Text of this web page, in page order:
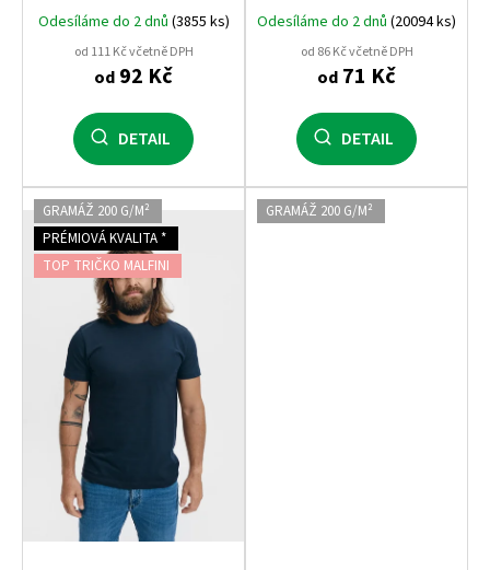
úprava
Odesíláme do 2 dnů (3855 ks)
od 111 Kč včetně DPH
od 92 Kč
DETAIL
pro potisk i firemní textil
Odesíláme do 2 dnů (20094 ks)
od 86 Kč včetně DPH
od 71 Kč
DETAIL
GRAMÁŽ 200 G/M²
PRÉMIOVÁ KVALITA *
TOP TRIČKO MALFINI
GRAMÁŽ 200 G/M²